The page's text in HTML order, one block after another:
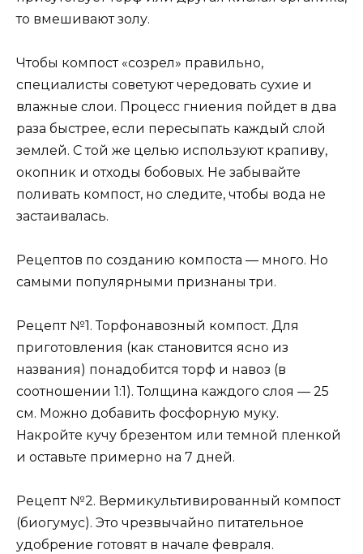
то вмешивают золу.
Чтобы компост «созрел» правильно,
специалисты советуют чередовать сухие и
влажные слои. Процесс гниения пойдет в два
раза быстрее, если пересыпать каждый слой
землей. С той же целью используют крапиву,
окопник и отходы бобовых. Не забывайте
поливать компост, но следите, чтобы вода не
застаивалась.
Рецептов по созданию компоста — много. Но
самыми популярными признаны три.
Рецепт №1. Торфонавозный компост. Для
приготовления (как становится ясно из
названия) понадобится торф и навоз (в
соотношении 1:1). Толщина каждого слоя — 25
см. Можно добавить фосфорную муку.
Накройте кучу брезентом или темной пленкой
и оставьте примерно на 7 дней.
Рецепт №2. Вермикультивированный компост
(биогумус). Это чрезвычайно питательное
удобрение готовят в начале февраля.